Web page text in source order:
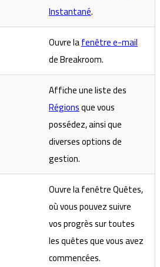
Instantané.
Ouvre lafenêtre e-mail
de Breakroom.
Affiche une liste des
Régionsque vous
possédez, ainsi que
diverses options de
gestion.
Ouvre la fenêtre Quêtes,
où vous pouvez suivre
vos progrès sur toutes
les quêtes que vous avez
commencées.